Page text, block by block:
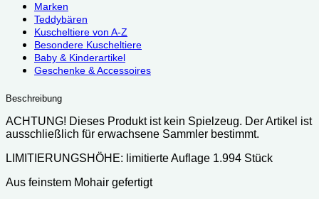
Marken
Teddybären
Kuscheltiere von A-Z
Besondere Kuscheltiere
Baby & Kinderartikel
Geschenke & Accessoires
Beschreibung
ACHTUNG! Dieses Produkt ist kein Spielzeug. Der Artikel ist
ausschließlich für erwachsene Sammler bestimmt.
LIMITIERUNGSHÖHE: limitierte Auflage 1.994 Stück
Aus feinstem Mohair gefertigt